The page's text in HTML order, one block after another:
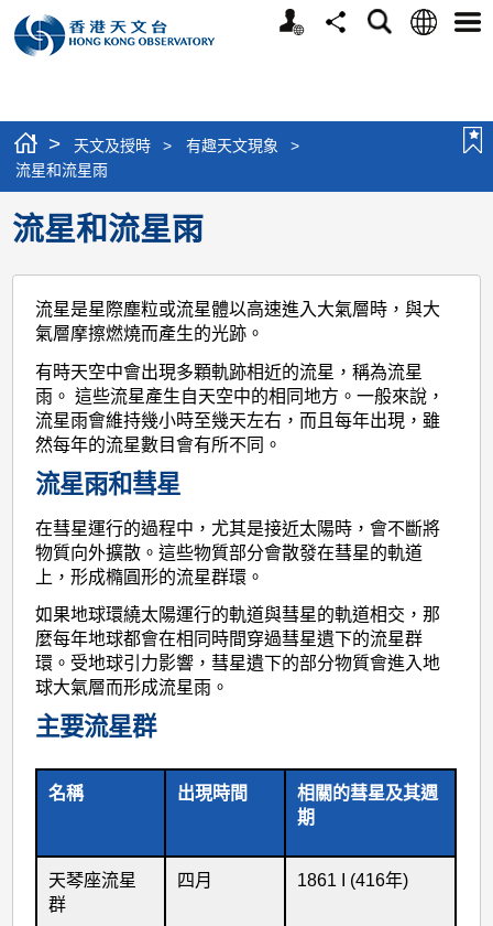
個
分
搜
語
選
> 天文及授時 > 有趣天文現象
>
流星和流星雨
流星和流星雨
流星是星際塵粒或流星體以高速進入大氣層時，與大
氣層摩擦燃燒而產生的光跡。
有時天空中會出現多顆軌跡相近的流星，稱為流星
雨。 這些流星產生自天空中的相同地方。一般來說，
流星雨會維持幾小時至幾天左右，而且每年出現，雖
然每年的流星數目會有所不同。
流星雨和彗星
在彗星運行的過程中，尤其是接近太陽時，會不斷將
物質向外擴散。這些物質部分會散發在彗星的軌道
上，形成橢圓形的流星群環。
如果地球環繞太陽運行的軌道與彗星的軌道相交，那
麼每年地球都會在相同時間穿過彗星遺下的流星群
環。受地球引力影響，彗星遺下的部分物質會進入地
球大氣層而形成流星雨。
主要流星群
名稱 出現時間
相關的彗星及其週
期
天琴座流星
群
四月 1861 I (416年)